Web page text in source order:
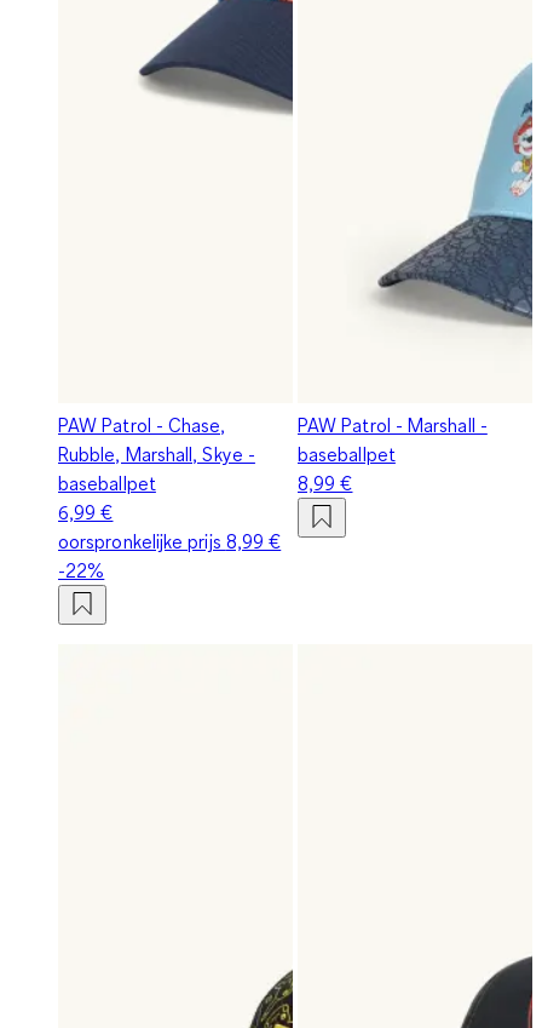
PAW Patrol - Chase,
Rubble, Marshall, Skye -
baseballpet
6,99 €
oorspronkelijke prijs 8,99 €
-22%
PAW Patrol - Marshall -
baseballpet
8,99 €